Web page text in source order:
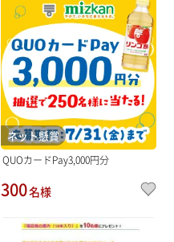
ネット懸賞
QUOカードPay3,000円分
300名様